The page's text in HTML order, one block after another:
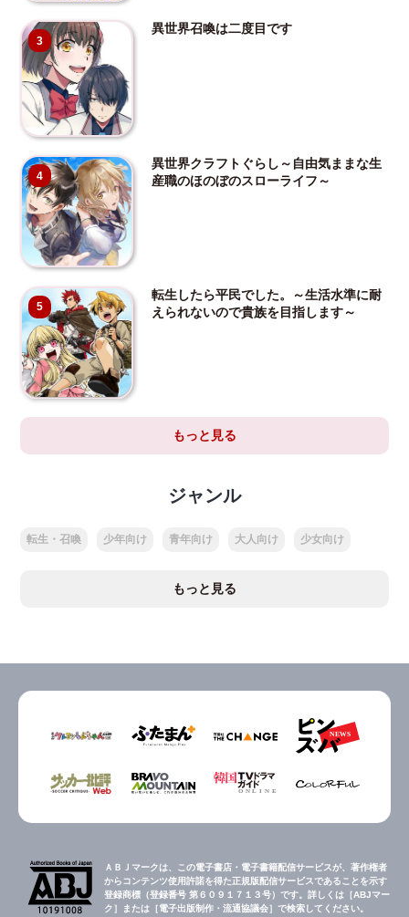
3
異世界召喚は二度目です
4
異世界クラフトぐらし～自由気ままな生
産職のほのぼのスローライフ～
5
転生したら平民でした。～生活水準に耐
えられないので貴族を目指します～
もっと見る
ジャンル
転生・召喚 少年向け 青年向け 大人向け 少女向け
もっと見る
ＡＢＪマークは、この電子書店・電子書籍配信サービスが、著作権者
からコンテンツ使用許諾を得た正規版配信サービスであることを示す
登録商標（登録番号 第６０９１７１３号）です。詳しくは［ABJマー
ク］または［電子出版制作・流通協議会］で検索してください。